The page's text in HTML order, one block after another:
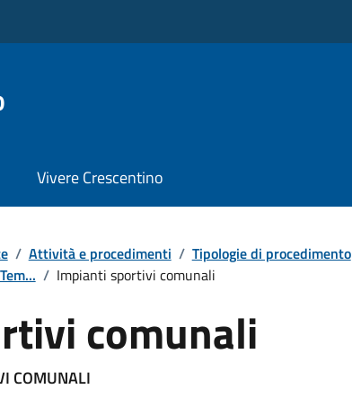
Vivere Crescentino
/ Attività e procedimenti / Tipologie di procedimento
/ Impianti sportivi comunali
comunali
COMUNALI